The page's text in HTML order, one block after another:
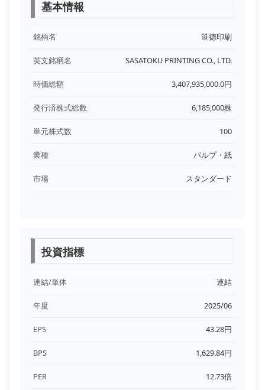
基本情報
銘柄名 笹徳印刷
英文銘柄名 SASATOKU PRINTING CO., LTD.
時価総額 3,407,935,000.0円
発行済株式総数 6,185,000株
単元株式数 100
業種 パルプ・紙
市場 スタンダード
投資指標
連結/単体 連結
年度 2025/06
EPS 43.28円
BPS 1,629.84円
PER 12.73倍